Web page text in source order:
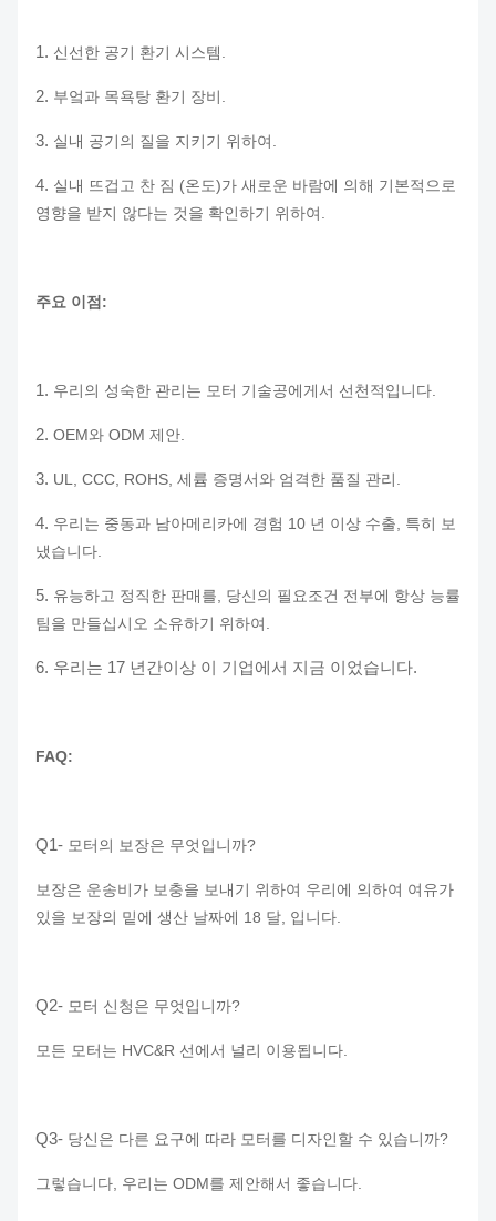
1. 신선한 공기 환기 시스템.
2. 부엌과 목욕탕 환기 장비.
3. 실내 공기의 질을 지키기 위하여.
4. 실내 뜨겁고 찬 짐 (온도)가 새로운 바람에 의해 기본적으로
영향을 받지 않다는 것을 확인하기 위하여.
주요 이점:
1. 우리의 성숙한 관리는 모터 기술공에게서 선천적입니다.
2. OEM와 ODM 제안.
3. UL, CCC, ROHS, 세륨 증명서와 엄격한 품질 관리.
4. 우리는 중동과 남아메리카에 경험 10 년 이상 수출, 특히 보
냈습니다.
5. 유능하고 정직한 판매를, 당신의 필요조건 전부에 항상 능률
팀을 만들십시오 소유하기 위하여.
6. 우리는 17 년간이상 이 기업에서 지금 이었습니다.
FAQ:
Q1- 모터의 보장은 무엇입니까?
보장은 운송비가 보충을 보내기 위하여 우리에 의하여 여유가
있을 보장의 밑에 생산 날짜에 18 달, 입니다.
Q2- 모터 신청은 무엇입니까?
모든 모터는 HVC&R 선에서 널리 이용됩니다.
Q3- 당신은 다른 요구에 따라 모터를 디자인할 수 있습니까?
그렇습니다, 우리는 ODM를 제안해서 좋습니다.